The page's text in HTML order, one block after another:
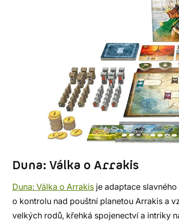
Duna: Válka o Arrakis
Duna: Válka o Arrakis je adaptace
o kontrolu nad pouštní planetou Arrakis a
velkých rodů, křehká spojenectví a intriky